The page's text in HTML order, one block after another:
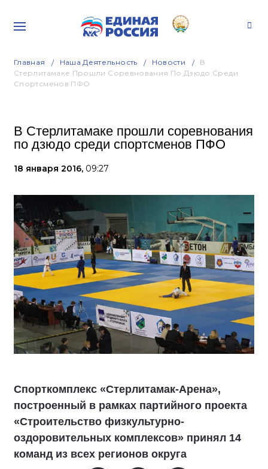
Главная Наша Деятельность Новости
В
Стерлитамаке Прошли Соревнования По Дзюдо Среди
Спортсменов ПФО
В Стерлитамаке прошли соревнования
по дзюдо среди спортсменов ПФО
18 января 2016, 09:27
Спорткомплекс «Стерлитамак-Арена»,
построенный в рамках партийного проекта
«Строительство физкультурно-
оздоровительных комплексов» принял 14
команд из всех регионов округа